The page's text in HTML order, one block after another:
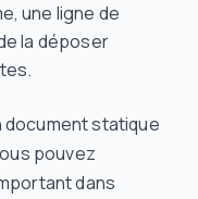
une ligne de
la déposer
statique
pouvez
dans